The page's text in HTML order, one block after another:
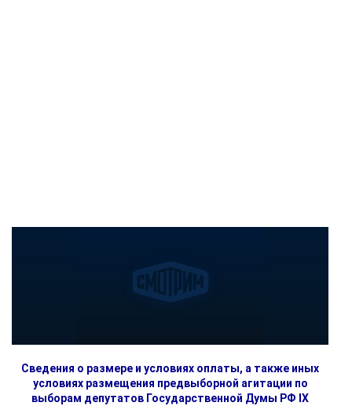
Сведения о размере и условиях оплаты, а также иных
условиях размещения предвыборной агитации по
выборам депутатов Государственной Думы РФ IX